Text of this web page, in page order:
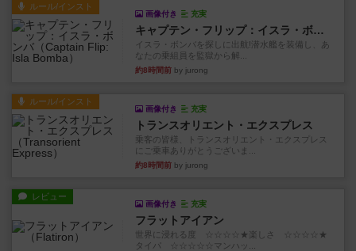
ルール/インスト
画像付き 充実
キャプテン・フリップ：イスラ・ボンバ
イスラ・ボンバを探しに出航!潜水艦を装備し、あ
なたの乗組員を監獄から解...
約8時間前 by jurong
ルール/インスト
画像付き 充実
トランスオリエント・エクスプレス
乗客の皆様、トランスオリエント・エクスプレス
にご乗車ありがとうございま...
約8時間前 by jurong
レビュー
画像付き 充実
フラットアイアン
世界に浸れる度 ☆☆☆☆★楽しさ ☆☆☆☆★
タイパ ☆☆☆☆☆マンハッ...